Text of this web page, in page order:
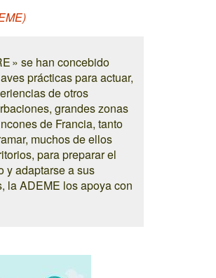
» se han concebido
prácticas para actuar,
de otros
grandes zonas
de Francia, tanto
muchos de ellos
para preparar el
y adaptarse a sus
la ADEME los apoya con